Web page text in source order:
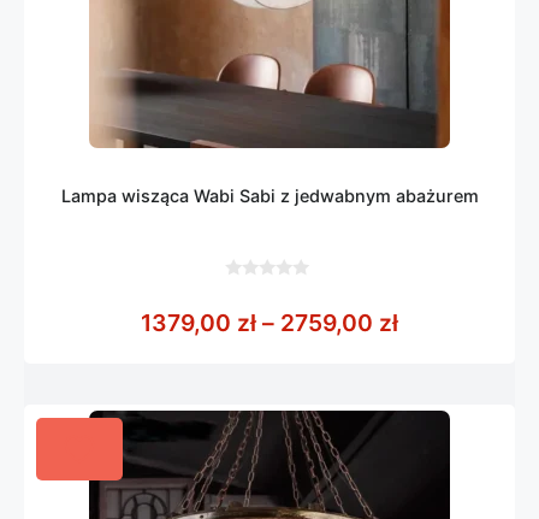
Lampa wisząca Wabi Sabi z jedwabnym abażurem
5
1379,00 zł – 2759,00 złZakres cen: